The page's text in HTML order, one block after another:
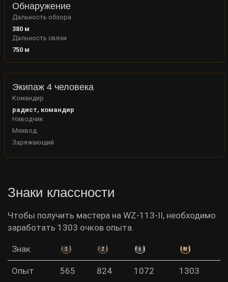
Обнаружение
Дальность обзора
380м
Дальность связи
750м
Экипаж 4 человека
Командир
радист, командир
Наводчик
Мехвод
Заряжающий
Знаки классности
Чтобы получить мастера на WZ-113-II, необходимо
заработать 1303 очков опыта.
Знак
Опыт 565 824 1072 1303